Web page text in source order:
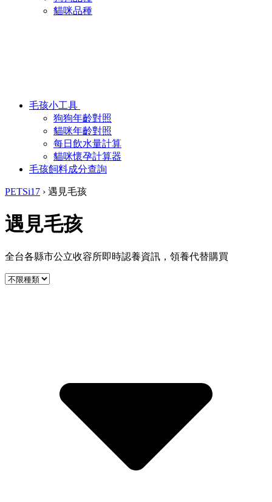
貓咪品種
毛孩小工具
狗狗年齡對照
貓咪年齡對照
每日飲水量計算
貓咪懷孕計算器
毛孩飼料成分查詢
PETSi17 › 遇見毛孩
遇見毛孩
全台各縣市公立收容所即時認養資訊，領養代替購買